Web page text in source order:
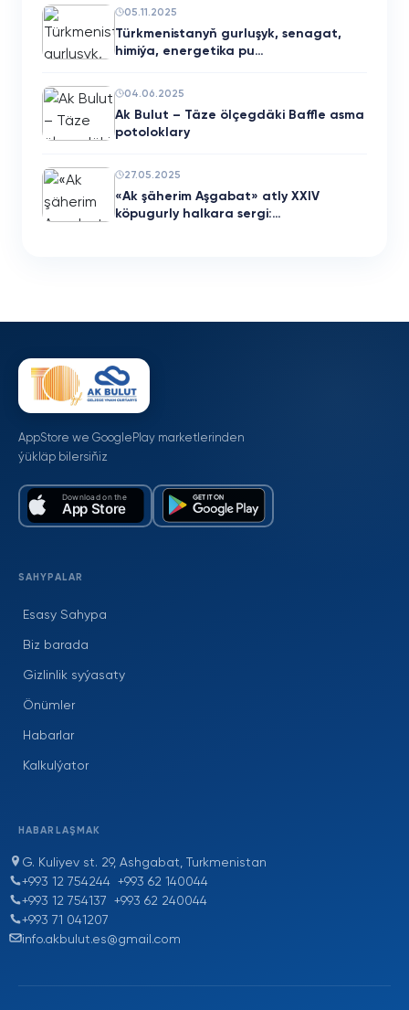
05.11.2025
Türkmenistanyň gurluşyk, senagat,
himiýa, energetika pu…
04.06.2025
Ak Bulut – Täze ölçegdäki Baffle asma
potoloklary
27.05.2025
«Ak şäherim Aşgabat» atly XXIV
köpugurly halkara sergi:…
AppStore we GooglePlay marketlerinden
ýükläp bilersiňiz
SAHYPALAR
Esasy Sahypa
Biz barada
Gizlinlik syýasaty
Önümler
Habarlar
Kalkulýator
HABARLAŞMAK
G. Kuliyev st. 29, Ashgabat, Turkmenistan
+993 12 754244 +993 62 140044
+993 12 754137 +993 62 240044
+993 71 041207
info.akbulut.es@gmail.com